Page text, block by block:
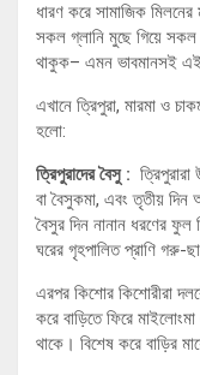
ধারণ করে সামাজিক
সকল গ্লানি মুছে গিয়ে সকল
থাকুক– এমন ভাবমানসই
এখানে ত্রিপুরা, মারমা ও
হলো:
ত্রিপুরাদের বৈসু :
বা বৈসুকমা, এবং তৃতীয় দিন
বৈসুর দিন নানান ধরণের
ঘরের গৃহপালিত প্রাণি গরু-
এরপর কিশোর কিশোরীরা
করে বাড়িতে ফিরে
থাকে। বিশেষ করে বাড়ির